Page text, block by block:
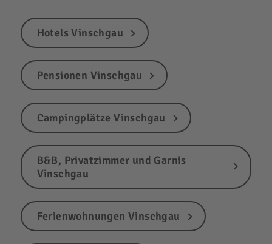
Hotels Vinschgau
Pensionen Vinschgau
Campingplätze Vinschgau
B&B, Privatzimmer und Garnis
Vinschgau
Ferienwohnungen Vinschgau